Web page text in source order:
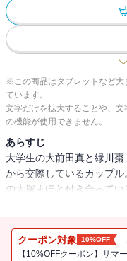
※この商品はタブレットなど大
ています。
文字だけを拡大することや、
の機能が使用できません。
あらすじ
大学生の大前田真と緑川
から交際しているカップ
の大塚まほと付き合って
も暖かく彼女を支える真
ほのぼのとした日常を優
生徒の関係にあった、ま
クーポン対象 10%OFF
【10%OFFクーポン】サマ